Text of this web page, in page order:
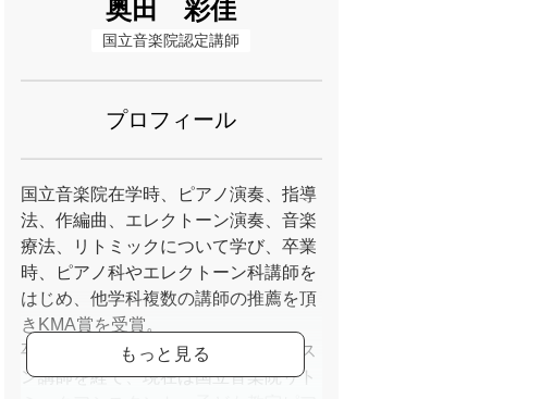
奥田 彩佳
国立音楽院認定講師
プロフィール
国立音楽院在学時、ピアノ演奏、指導
法、作編曲、エレクトーン演奏、音楽
療法、リトミックについて学び、卒業
時、ピアノ科やエレクトーン科講師を
はじめ、他学科複数の講師の推薦を頂
きKMA賞を受賞。
卒業後、大手楽器店ピアノ個人レッス
ン講師を経て、現在は国立音楽院リト